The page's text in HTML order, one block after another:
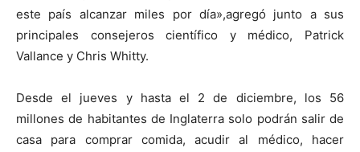
este país alcanzar miles por día»,agregó junto a sus
principales consejeros científico y médico,
Patrick
Vallance y Chris Whitty.
Desde el jueves y hasta el 2 de diciembre, los 56
millones de habitantes de Inglaterra solo podrán salir de
casa para comprar comida, acudir al médico, hacer